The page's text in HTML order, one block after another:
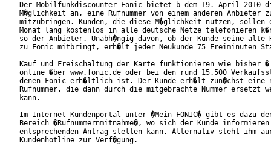
Der Mobilfunkdiscounter Fonic bietet b dem 19. April 2010
M�glichkeit an, eine Rufnummer von einem anderen Anbieter
mitzubringen. Kunden, die diese M�glichkeit nutzen, sollen
Monat lang kostenlos in alle deutsche Netze telefonieren
so der Anbieter. Unabh�ngig davon, ob der Kunde seine alte
zu Fonic mitbringt, erh�lt jeder Neukunde 75 Freiminuten
Kauf und Freischaltung der Karte funktionieren wie bisher �
online �ber www.fonic.de oder bei den rund 15.500
denen Fonic erh�ltlich ist. Der Kunde erh�lt zun�chst eine
Rufnummer, die dann durch die mitgebrachte Nummer ersetzt
kann.
Im Internet-Kundenportal unter �Mein FONIC� gibt es dazu
Bereich �Rufnummernmitnahme�, wo sich der Kunde
entsprechenden Antrag stellen kann. Alternativ steht ihm
Kundenhotline zur Verf�gung.